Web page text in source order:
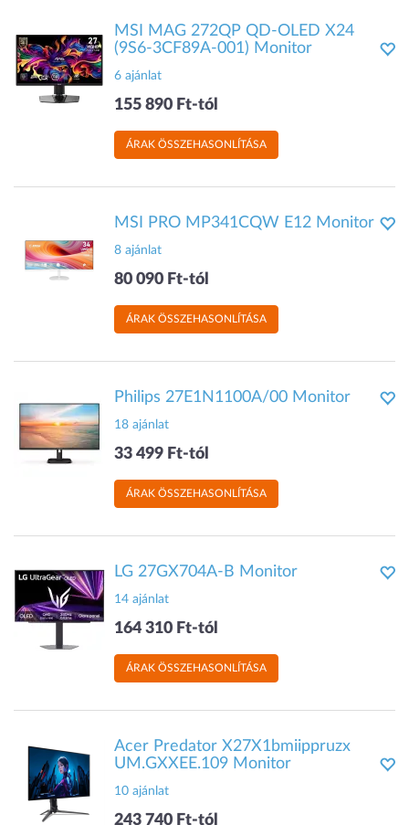
MSI MAG 272QP QD-OLED X24
(9S6-3CF89A-001) Monitor
6 ajánlat
155 890 Ft-tól
ÁRAK ÖSSZEHASONLÍTÁSA
MSI PRO MP341CQW E12 Monitor
8 ajánlat
80 090 Ft-tól
ÁRAK ÖSSZEHASONLÍTÁSA
Philips 27E1N1100A/00 Monitor
18 ajánlat
33 499 Ft-tól
ÁRAK ÖSSZEHASONLÍTÁSA
LG 27GX704A-B Monitor
14 ajánlat
164 310 Ft-tól
ÁRAK ÖSSZEHASONLÍTÁSA
Acer Predator X27X1bmiippruzx
UM.GXXEE.109 Monitor
10 ajánlat
243 740 Ft-tól